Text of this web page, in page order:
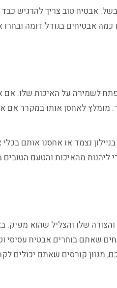
אבטיח טוב צריך להרגיש
אבטיחים בגודל דומה
לשמירה על האיכות שלו. אם
לאחסן אותו במקרר אם
נצמד או אחסנו אותם
מהאיכות והטעם הטובים
שלו והצליל שהוא מפיק.
שאתם בוחרים אבטיח עסיסי
מגוון קורסים שאתם יכולים